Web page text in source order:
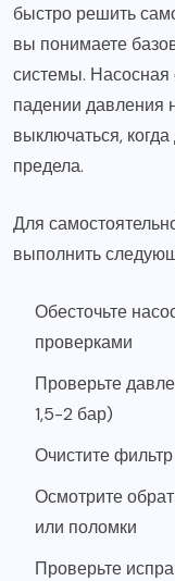
быстро решить
вы понимаете
системы. Насосная
падении давления
выключаться,
предела.
Для
выполнить
Обесточьте
проверками
Проверьте
1,5-2 бар)
Очистите фильтр
Осмотрите
или поломки
Проверьте